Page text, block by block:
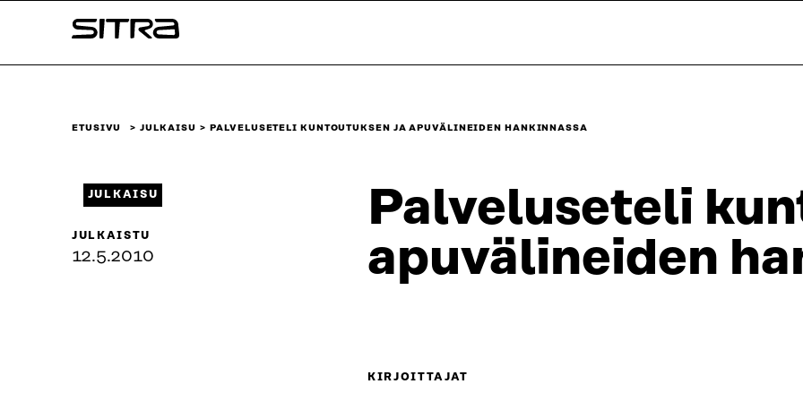
sisältöön
Sitra
ETUSIVU JULKAISU PALVELUSETELI KUNTOUTUKSEN JA APUVÄLINEIDEN HANKINNASSA
Palveluseteli
apuvälineiden
JULKAISU
JULKAISTU
12.5.2010
KIRJOITTAJAT